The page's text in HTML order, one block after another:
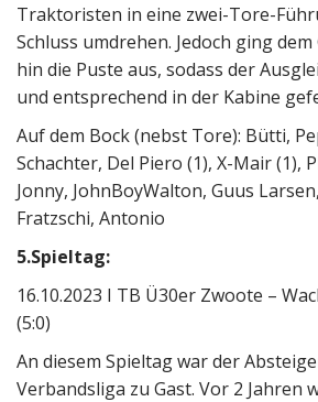
Traktoristen in eine zwei-Tore-
Schluss umdrehen. Jedoch ging
hin die Puste aus, sodass der
und entsprechend in der Kabine
Auf dem Bock (nebst Tore): Bütti,
Schachter, Del Piero (1), X-Mair (1),
Jonny, JohnBoyWalton, Guus
Fratzschi, Antonio
5.Spieltag:
16.10.2023 I TB Ü30er Zwoote –
(5:0)
An diesem Spieltag war der
Verbandsliga zu Gast. Vor 2 Jahren